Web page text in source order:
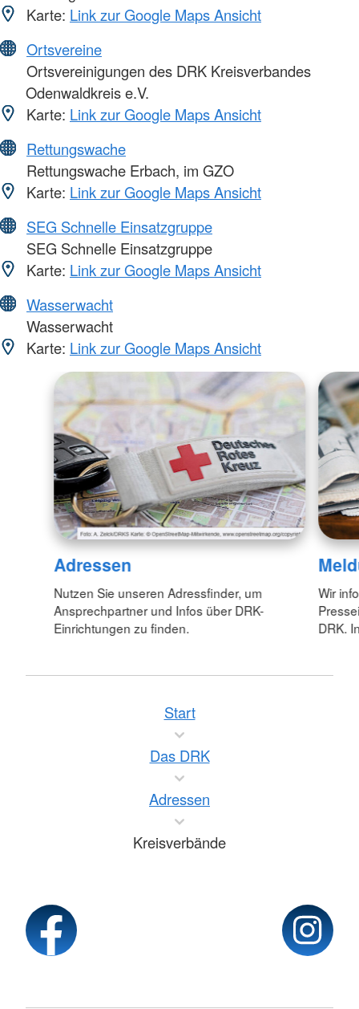
Karte: Link zur Google Maps Ansicht
Ortsvereine
Ortsvereinigungen des DRK Kreisverbandes
Odenwaldkreis e.V.
Karte: Link zur Google Maps Ansicht
Rettungswache
Rettungswache Erbach, im GZO
Karte: Link zur Google Maps Ansicht
SEG Schnelle Einsatzgruppe
SEG Schnelle Einsatzgruppe
Karte: Link zur Google Maps Ansicht
Wasserwacht
Wasserwacht
Karte: Link zur Google Maps Ansicht
Adressen
Nutzen Sie unseren Adressfinder, um
Ansprechpartner und Infos über DRK-
Einrichtungen zu finden.
Wir
DRK.
Start
Das DRK
Adressen
Kreisverbände